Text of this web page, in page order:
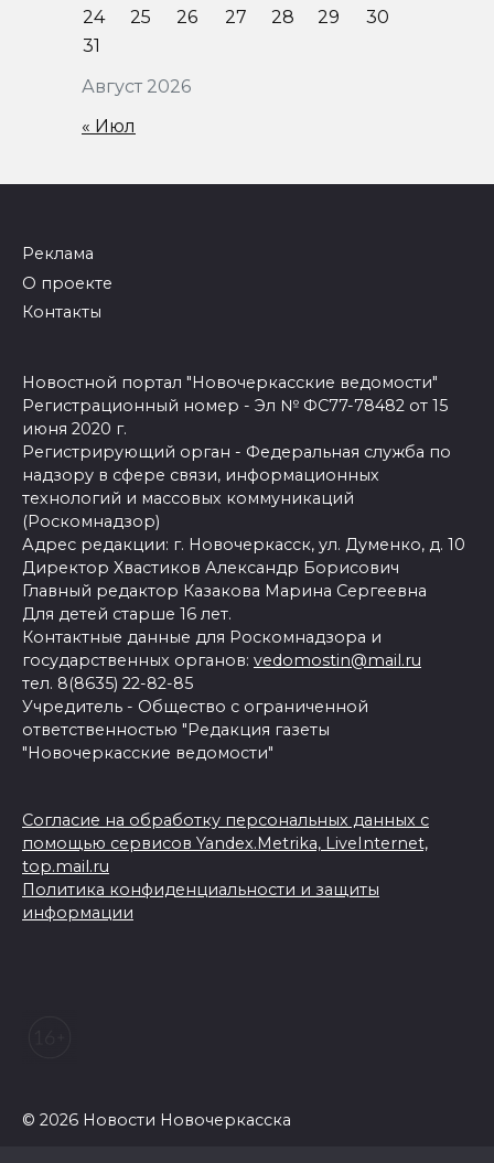
Август 2026
24
25 26 27 28 29
30
31
« Июл
Реклама
О проекте
Контакты
Новостной портал "Новочеркасские ведомости"
Регистрационный номер - Эл № ФС77-78482 от 15
июня 2020 г.
Регистрирующий орган - Федеральная служба по
надзору в сфере связи, информационных
технологий и массовых коммуникаций
(Роскомнадзор)
Адрес редакции: г. Новочеркасск, ул. Думенко, д. 10
Директор Хвастиков Александр Борисович
Главный редактор Казакова Марина Сергеевна
Для детей старше 16 лет.
Контактные данные для Роскомнадзора и
государственных органов: vedomostin@mail.ru
тел. 8(8635) 22-82-85
Учредитель - Общество с ограниченной
ответственностью "Редакция газеты
"Новочеркасские ведомости"
Согласие на обработку персональных данных с
помощью сервисов Yandex.Metrika, LiveInternet,
top.mail.ru
Политика конфиденциальности и защиты
информации
© 2026 Новости Новочеркасска